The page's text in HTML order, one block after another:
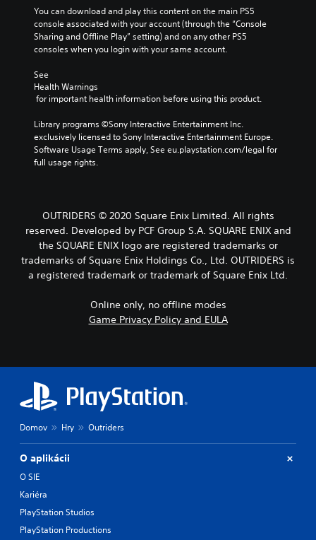
You can download and play this content on the main PS5
console associated with your account (through the “Console
Sharing and Offline Play” setting) and on any other PS5
consoles when you login with your same account.
See
Health Warnings
for important health information before using this product.
Library programs ©Sony Interactive Entertainment Inc.
exclusively licensed to Sony Interactive Entertainment Europe.
Software Usage Terms apply, See eu.playstation.com/legal for
full usage rights.
OUTRIDERS © 2020 Square Enix Limited. All rights
reserved. Developed by PCF Group S.A. SQUARE ENIX and
the SQUARE ENIX logo are registered trademarks or
trademarks of Square Enix Holdings Co., Ltd. OUTRIDERS is
a registered trademark or trademark of Square Enix Ltd.
Online only, no offline modes
Game Privacy Policy and EULA
Domov Hry Outriders
O aplikácii
O SIE
Kariéra
PlayStation Studios
PlayStation Productions